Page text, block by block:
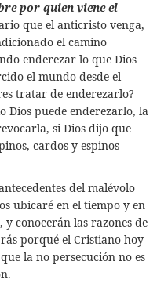
por quien viene el
que el anticristo venga,
el camino
enderezar lo que Dios
el mundo desde el
tratar de enderezarlo?
Dios puede enderezarlo, la
si Dios dijo que
cardos y espinos
del malévolo
ubicaré en el tiempo y en
y conocerán las razones de
porqué el Cristiano hoy
la no persecución no es